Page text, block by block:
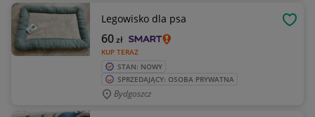
Legowisko dla psa
KUP TERAZ
60zł
STAN: NOWY
SPRZEDAJĄCY: OSOBA PRYWATNA
Bydgoszcz